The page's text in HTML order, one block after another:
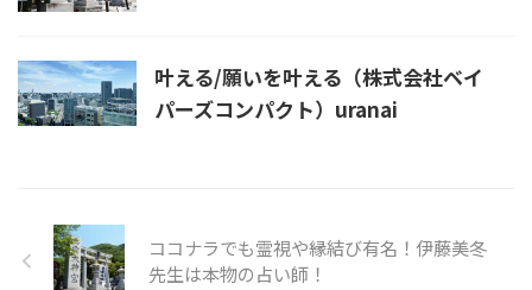
叶える/願いを叶える（株式会社ベイ
パーズコンパクト）uranai
ココナラでも霊視や縁結び有名！伊藤美冬
先生は本物の占い師！